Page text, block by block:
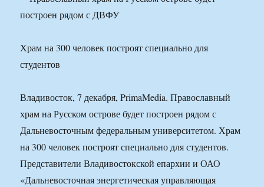
Храм на 300 человек построят специально для
студентов
Владивосток, 7 декабря, PrimaMedia. Православный
храм на Русском острове будет построен рядом с
Дальневосточным федеральным университетом. Храм
на 300 человек построят специально для студентов.
Представители Владивостокской епархии и ОАО
«Дальневосточная энергетическая управляющая